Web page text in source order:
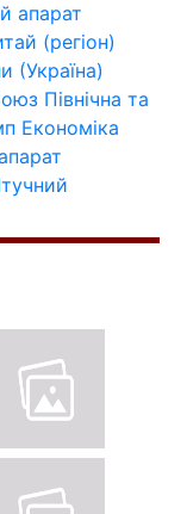
апарат
(регіон)
(Україна)
Північна та
Економіка